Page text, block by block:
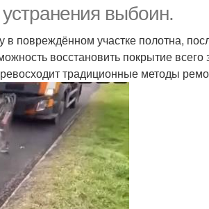
выбоин.
в повреждённом участке полотна,
восстановить покрытие всего
традиционные методы